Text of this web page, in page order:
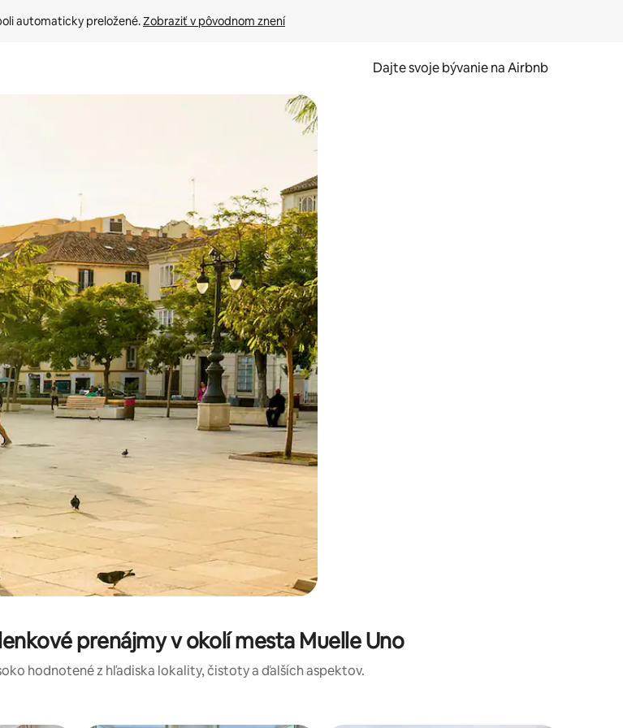
automaticky preložené. Zobraziť v pôvodnom znení
Dajte svoje bývanie na Airbnb
so šípkami nahor a nadol alebo ich preskúmať pomocou dotykových gest či potiahnutia prstom.
prenájmy v okolí mesta Muelle Uno
hodnotené z hľadiska lokality, čistoty a ďalších aspektov.